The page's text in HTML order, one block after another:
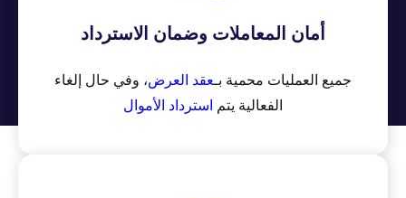
أمان المعاملات وضمان الاسترداد
جميع العمليات محمية بـعقد العرض، وفي حال إلغاء
الفعالية يتم استرداد الأموال